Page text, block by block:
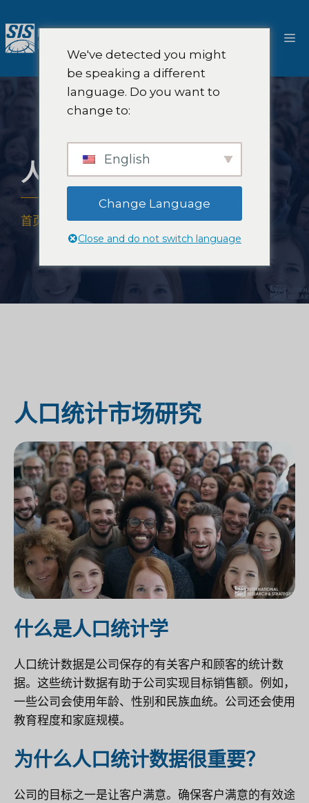
至
内
菜
人口统计市场研究
首页 专业知识-行业-人口统计市场研究
人口统计市场研究
什么是人口统计学
人口统计数据是公司保存的有关客户和顾客的统计数
据。这些统计数据有助于公司实现目标销售额。例如，
一些公司会使用年龄、性别和民族血统。公司还会使用
教育程度和家庭规模。
为什么人口统计数据很重要？
公司的目标之一是让客户满意。确保客户满意的有效途
We've detected you might
be speaking a different
language. Do you want to
change to:
English
Change Language
Close and do not switch language